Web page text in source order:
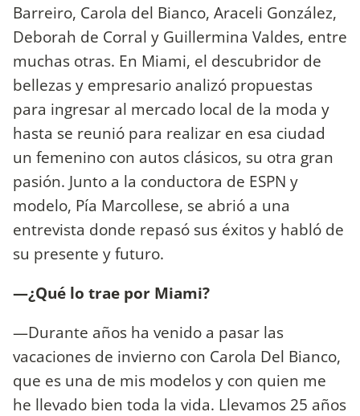
Barreiro, Carola del Bianco, Araceli González,
Deborah de Corral y Guillermina Valdes, entre
muchas otras. En Miami, el descubridor de
bellezas y empresario analizó propuestas
para ingresar al mercado local de la moda y
hasta se reunió para realizar en esa ciudad
un femenino con autos clásicos, su otra gran
pasión. Junto a la conductora de ESPN y
modelo, Pía Marcollese, se abrió a una
entrevista donde repasó sus éxitos y habló de
su presente y futuro.
—¿Qué lo trae por Miami?
—Durante años ha venido a pasar las
vacaciones de invierno con Carola Del Bianco,
que es una de mis modelos y con quien me
he llevado bien toda la vida. Llevamos 25 años